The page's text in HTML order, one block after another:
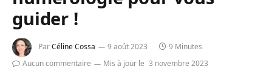
guider !
ParCéline Cossa 9 août 2023
9 Minutes
Aucun commentaire
Mis à jour le 3 novembre 2023